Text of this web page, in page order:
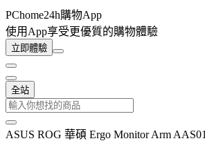
PChome24h購物App
使用App享受更優質的購物體驗
立即體驗
全站
ASUS ROG 華碩 Ergo Monitor Arm